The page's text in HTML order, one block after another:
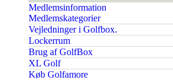
Medlemsinformation
Medlemskategorier
Vejledninger i Golfbox.
Lockerrum
Brug af GolfBox
XL Golf
Køb Golfamore